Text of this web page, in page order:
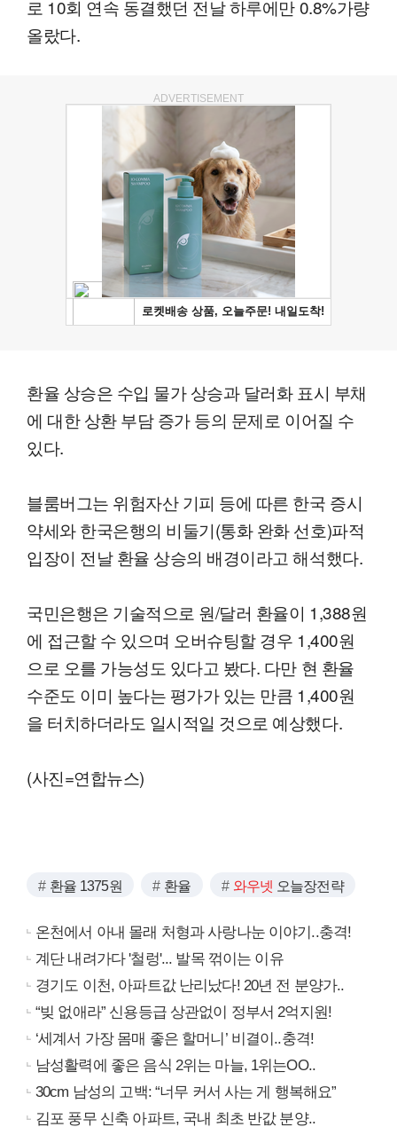
로 10회 연속 동결했던 전날 하루에만 0.8%가량
올랐다.
ADVERTISEMENT
환율 상승은 수입 물가 상승과 달러화 표시 부채
에 대한 상환 부담 증가 등의 문제로 이어질 수
있다.
블룸버그는 위험자산 기피 등에 따른 한국 증시
약세와 한국은행의 비둘기(통화 완화 선호)파적
입장이 전날 환율 상승의 배경이라고 해석했다.
국민은행은 기술적으로 원/달러 환율이 1,388원
에 접근할 수 있으며 오버슈팅할 경우 1,400원
으로 오를 가능성도 있다고 봤다. 다만 현 환율
수준도 이미 높다는 평가가 있는 만큼 1,400원
을 터치하더라도 일시적일 것으로 예상했다.
(사진=연합뉴스)
환율 1375원 환율 와우넷 오늘장전략
온천에서 아내 몰래 처형과 사랑나눈 이야기..충격!
계단 내려가다 '철렁'... 발목 꺾이는 이유
경기도 이천, 아파트값 난리났다! 20년 전 분양가..
“빚 없애라” 신용등급 상관없이 정부서 2억지원!
‘세계서 가장 몸매 좋은 할머니’ 비결이..충격!
남성활력에 좋은 음식 2위는 마늘, 1위는OO..
30cm 남성의 고백: “너무 커서 사는 게 행복해요”
김포 풍무 신축 아파트, 국내 최초 반값 분양..